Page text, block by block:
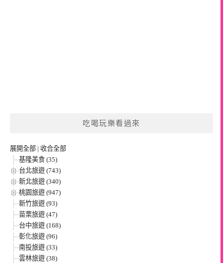
吃喝玩樂看過來
展開全部 | 收合全部
基隆美食 (35)
台北旅遊 (743)
新北旅遊 (340)
桃園旅遊 (947)
新竹旅遊 (93)
苗栗旅遊 (47)
台中旅遊 (168)
彰化旅遊 (96)
南投旅遊 (33)
雲林旅遊 (38)